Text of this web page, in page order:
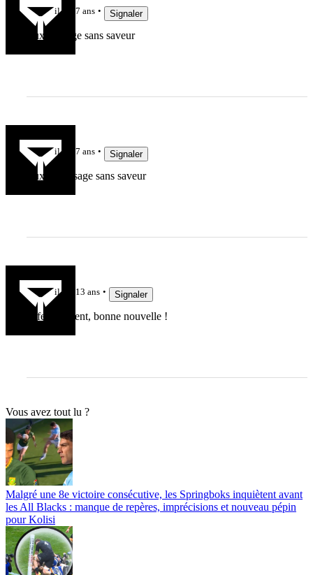
il y a 7 ans Signaler
Lux passage sans saveur
il y a 7 ans Signaler
Lux.... passage sans saveur
il y a 13 ans Signaler
Effectivement, bonne nouvelle !
Vous avez tout lu ?
Malgré une 8e victoire consécutive, les Springboks inquiètent avant
les All Blacks : manque de repères, imprécisions et nouveau pépin
pour Kolisi